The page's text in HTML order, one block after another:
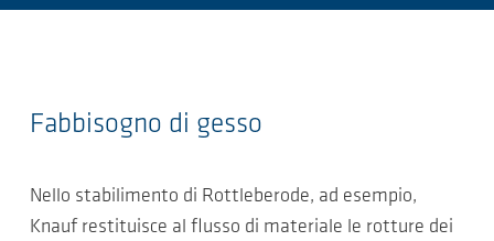
Fabbisogno di gesso
Nello stabilimento di Rottleberode, ad esempio,
Knauf restituisce al flusso di materiale le rotture dei